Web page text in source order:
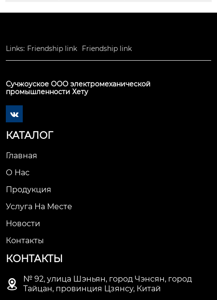
Links: Friendship link Friendship link
Сучжоуское ООО электромеханической
промышленности Хету

КАТАЛОГ
Главная
О Нас
Продукция
Услуга На Месте
Новости
Контакты
КОНТАКТЫ

№ 92, улица Шэньян, город Чэнсян, город
Тайцан, провинция Цзянсу, Китай